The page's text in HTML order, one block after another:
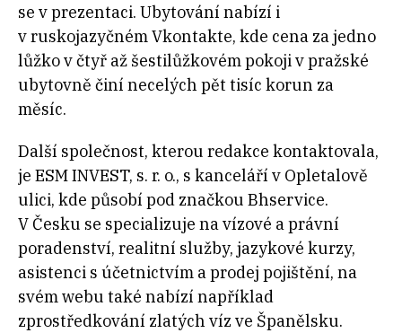
se v prezentaci. Ubytování nabízí i
v ruskojazyčném Vkontakte, kde cena za jedno
lůžko v čtyř až šestilůžkovém pokoji v pražské
ubytovně činí necelých pět tisíc korun za
měsíc.
Další společnost, kterou redakce kontaktovala,
je ESM INVEST, s. r. o., s kanceláří v Opletalově
ulici, kde působí pod značkou Bhservice.
V Česku se specializuje na vízové a právní
poradenství, realitní služby, jazykové kurzy,
asistenci s účetnictvím a prodej pojištění, na
svém webu také nabízí například
zprostředkování zlatých víz ve Španělsku.